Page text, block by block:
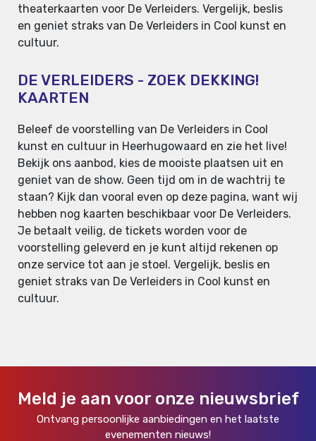
theaterkaarten voor De Verleiders. Vergelijk, beslis
en geniet straks van De Verleiders in Cool kunst en
cultuur.
DE VERLEIDERS - ZOEK DEKKING!
KAARTEN
Beleef de voorstelling van De Verleiders in Cool
kunst en cultuur in Heerhugowaard en zie het live!
Bekijk ons aanbod, kies de mooiste plaatsen uit en
geniet van de show. Geen tijd om in de wachtrij te
staan? Kijk dan vooral even op deze pagina, want wij
hebben nog kaarten beschikbaar voor De Verleiders.
Je betaalt veilig, de tickets worden voor de
voorstelling geleverd en je kunt altijd rekenen op
onze service tot aan je stoel. Vergelijk, beslis en
geniet straks van De Verleiders in Cool kunst en
cultuur.
Meld je aan voor onze nieuwsbrief
Ontvang persoonlijke aanbiedingen en het laatste
evenementen nieuws!